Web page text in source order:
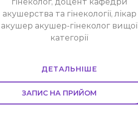
акушерства та гінекології, лікар
акушер акушер-гінеколог вищої
категорії
ДЕТАЛЬНІШЕ
ЗАПИС НА ПРИЙОМ